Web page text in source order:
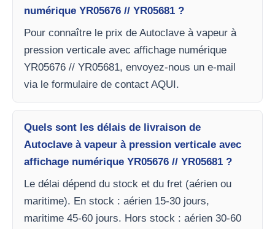
numérique YR05676 // YR05681 ?
Pour connaître le prix de Autoclave à vapeur à
pression verticale avec affichage numérique
YR05676 // YR05681, envoyez-nous un e-mail
via le formulaire de contact AQUI.
Quels sont les délais de livraison de
Autoclave à vapeur à pression verticale avec
affichage numérique YR05676 // YR05681 ?
Le délai dépend du stock et du fret (aérien ou
maritime). En stock : aérien 15-30 jours,
maritime 45-60 jours. Hors stock : aérien 30-60